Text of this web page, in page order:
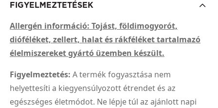
FIGYELMEZTETÉSEK
Allergén információ: Tojást, földimogyorót,
dióféléket, zellert, halat és rákféléket tartalmazó
élelmiszereket gyártó üzemben készült.
Figyelmeztetés: A termék fogyasztása nem
helyettesíti a kiegyensúlyozott étrendet és az
egészséges életmódot. Ne lépje túl az ajánlott napi